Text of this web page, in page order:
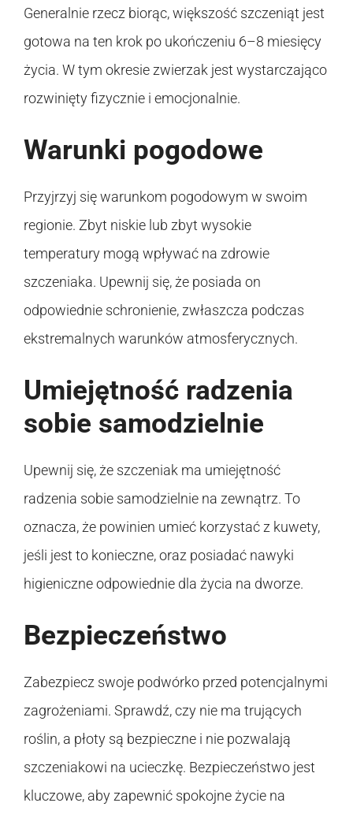
Generalnie rzecz biorąc, większość szczeniąt jest
gotowa na ten krok po ukończeniu 6–8 miesięcy
życia. W tym okresie zwierzak jest wystarczająco
rozwinięty fizycznie i emocjonalnie.
Warunki pogodowe
Przyjrzyj się warunkom pogodowym w swoim
regionie. Zbyt niskie lub zbyt wysokie
temperatury mogą wpływać na zdrowie
szczeniaka. Upewnij się, że posiada on
odpowiednie schronienie, zwłaszcza podczas
ekstremalnych warunków atmosferycznych.
Umiejętność radzenia
sobie samodzielnie
Upewnij się, że szczeniak ma umiejętność
radzenia sobie samodzielnie na zewnątrz. To
oznacza, że powinien umieć korzystać z kuwety,
jeśli jest to konieczne, oraz posiadać nawyki
higieniczne odpowiednie dla życia na dworze.
Bezpieczeństwo
Zabezpiecz swoje podwórko przed potencjalnymi
zagrożeniami. Sprawdź, czy nie ma trujących
roślin, a płoty są bezpieczne i nie pozwalają
szczeniakowi na ucieczkę. Bezpieczeństwo jest
kluczowe, aby zapewnić spokojne życie na